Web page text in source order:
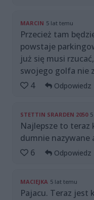
MARCIN 5 lat temu
Przecież tam
powstaje
już się musi
swojego golfa nie
4
Odpowiedz
STETTIN SRARDEN 2050
Najlepsze to teraz
dumnie nazywane
6
Odpowiedz
MACIEJKA 5 lat temu
Pajacu. Teraz jest